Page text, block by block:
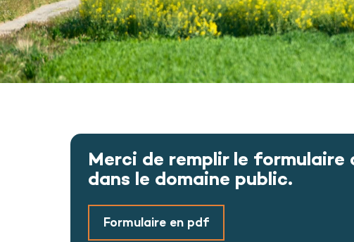
Merci de remplir le
dans le domaine public.
Formulaire en pdf